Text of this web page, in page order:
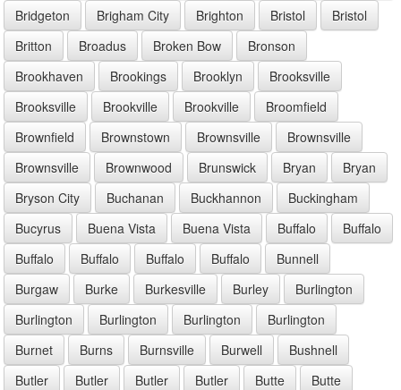
Bridgeton
Brigham City Brighton Bristol
Bristol
Britton
Broadus Broken Bow
Bronson
Brookhaven
Brookings Brooklyn
Brooksville
Brooksville
Brookville Brookville
Broomfield
Brownfield
Brownstown Brownsville
Brownsville
Brownsville
Brownwood Brunswick Bryan
Bryan
Bryson City
Buchanan Buckhannon
Buckingham
Bucyrus
Buena Vista Buena Vista Buffalo
Buffalo
Buffalo
Buffalo Buffalo Buffalo
Bunnell
Burgaw
Burke Burkesville Burley
Burlington
Burlington
Burlington Burlington
Burlington
Burnet
Burns Burnsville Burwell
Bushnell
Butler
Butler Butler Butler Butte
Butte